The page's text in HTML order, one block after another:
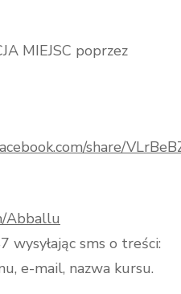
MIEJSC poprzez
share/
Abballu
sms o treści:
e-mail, nazwa kursu.